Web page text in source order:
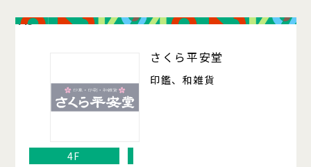
415
さくら平安堂
印鑑、和雑貨
4F